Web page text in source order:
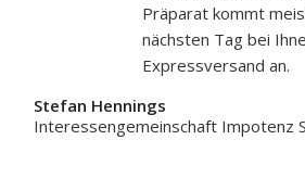
Präparat kommt
nächsten Tag bei
Expressversand an.
Stefan Hennings
Interessengemeinschaft Impotenz